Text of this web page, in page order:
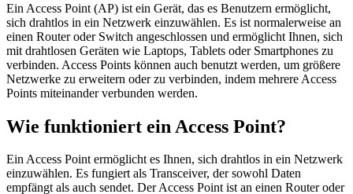
Ein Access Point (AP) ist ein Gerät, das es Benutzern ermöglicht,
sich drahtlos in ein Netzwerk einzuwählen. Es ist normalerweise an
einen Router oder Switch angeschlossen und ermöglicht Ihnen, sich
mit drahtlosen Geräten wie Laptops, Tablets oder Smartphones zu
verbinden. Access Points können auch benutzt werden, um größere
Netzwerke zu erweitern oder zu verbinden, indem mehrere Access
Points miteinander verbunden werden.
Wie funktioniert ein Access Point?
Ein Access Point ermöglicht es Ihnen, sich drahtlos in ein Netzwerk
einzuwählen. Es fungiert als Transceiver, der sowohl Daten
empfängt als auch sendet. Der Access Point ist an einen Router oder